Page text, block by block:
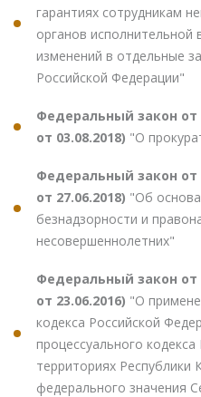
гарантиях сотрудникам
органов исполнительной
изменений в отдельные
Российской Федерации"
Федеральный закон от
от 03.08.2018) "О
Федеральный закон от
от 27.06.2018) "Об
безнадзорности и
несовершеннолетних"
Федеральный закон от
от 23.06.2016) "О
кодекса Российской
процессуального
территориях Республики
федерального значения